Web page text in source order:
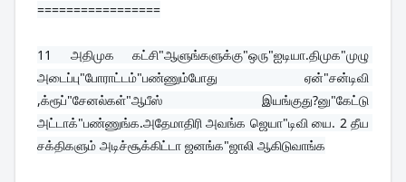
=================
11 அதிமுக கட்சி"ஆளுங்களுக்கு"ஒரு"ஐடியா.திமுக"முழு
அடைப்பு"போராட்டம்"பண்ணும்போது ஏன்"சன்டிவி
,க்ரூப்"சேனல்கள்"ஆபீஸ் இயங்குது?னு"கேட்டு
அட்டாக்"பண்ணுங்க.அதேமாதிரி அவங்க ஜெயா"டிவி யை. 2 தீய
சக்திகளும் அடிச்சூக்கிட்டா ஜனங்க"ஜாலி ஆகிடுவாங்க